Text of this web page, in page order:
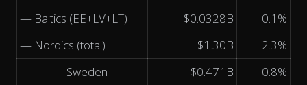
— Baltics (EE+LV+LT)
$0.0328B
0.1%
— Nordics (total)
$1.30B
2.3%
—— Sweden
$0.471B
0.8%